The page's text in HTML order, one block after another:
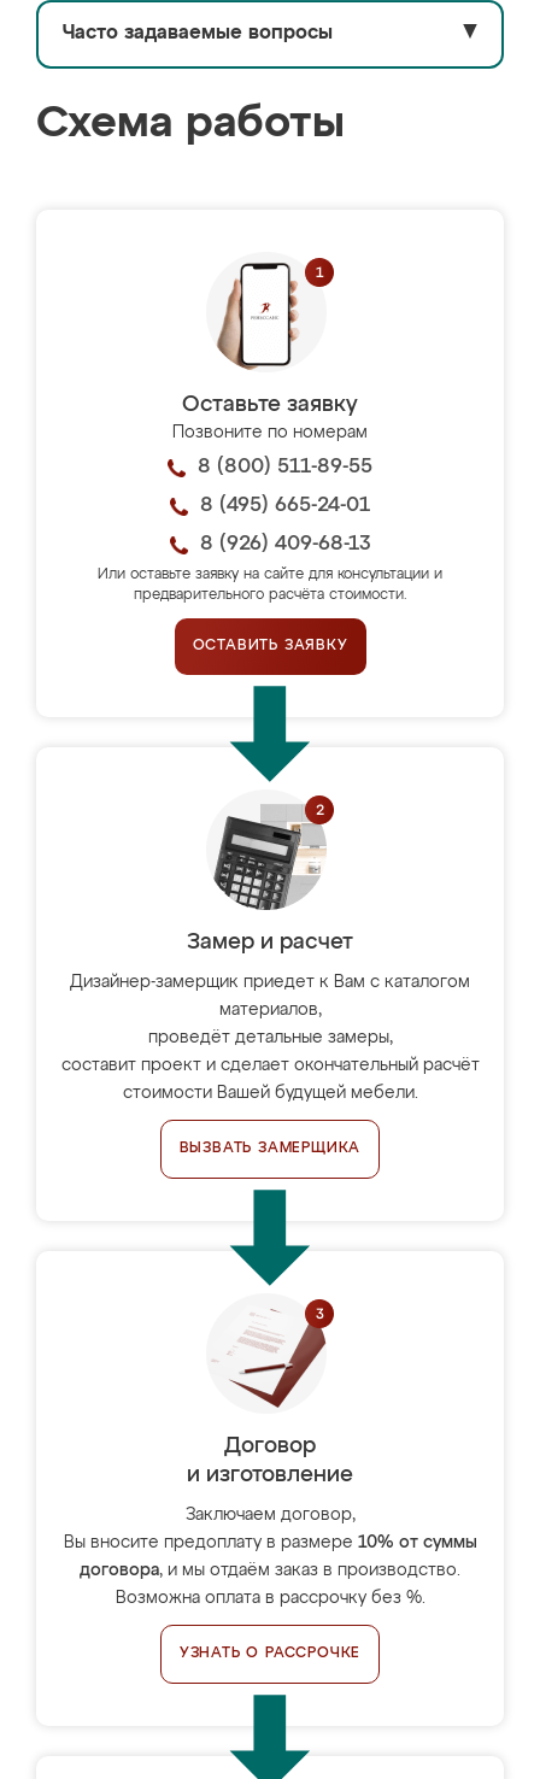
Часто задаваемые вопросы ▼
Схема работы
Оставьте заявку
Позвоните по номерам
8 (800) 511-89-55
8 (495) 665-24-01
8 (926) 409-68-13
Или оставьте заявку на сайте для консультации и
предварительного расчёта стоимости.
ОСТАВИТЬ ЗАЯВКУ
Замер и расчет
Дизайнер-замерщик приедет к Вам с каталогом
материалов,
проведёт детальные замеры,
составит проект и сделает окончательный расчёт
стоимости Вашей будущей мебели.
ВЫЗВАТЬ ЗАМЕРЩИКА
Договор
и изготовление
Заключаем договор,
Вы вносите предоплату в размере 10% от суммы
договора, и мы отдаём заказ в производство.
Возможна оплата в рассрочку без %.
УЗНАТЬ О РАССРОЧКЕ